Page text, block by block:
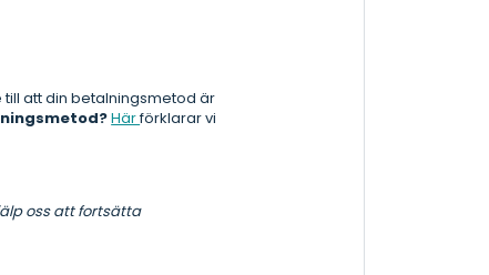
att din betalningsmetod är
Härförklarar vi
oss att fortsätta